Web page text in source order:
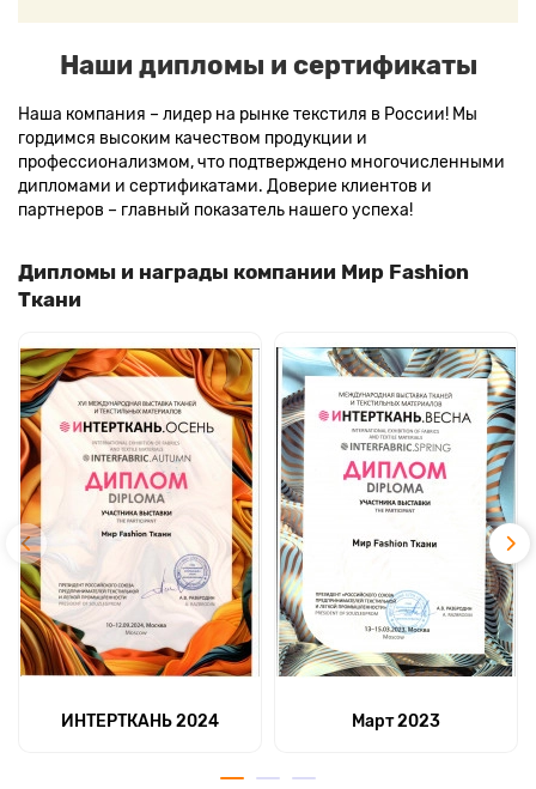
Наши дипломы и сертификаты
Наша компания – лидер на рынке текстиля в России! Мы
гордимся высоким качеством продукции и
профессионализмом, что подтверждено многочисленными
дипломами и сертификатами. Доверие клиентов и
партнеров – главный показатель нашего успеха!
Дипломы и награды компании Мир Fashion
Ткани
ИНТЕРТКАНЬ 2024 Март 2023